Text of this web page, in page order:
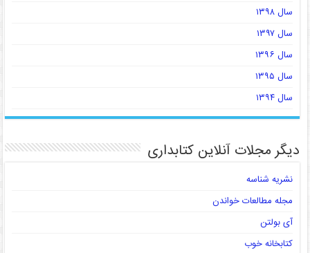
سال ۱۳۹۸
سال ۱۳۹۷
سال ۱۳۹۶
سال ۱۳۹۵
سال ۱۳۹۴
دیگر مجلات آنلاین کتابداری
نشریه شناسه
مجله مطالعات خواندن
آی بولتن
کتابخانه خوب